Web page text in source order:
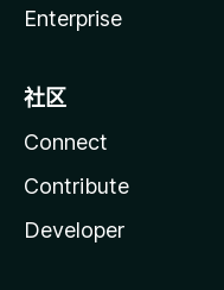
Enterprise
社区
Connect
Contribute
Developer